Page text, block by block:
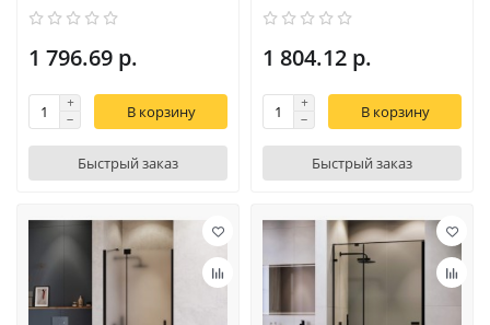
1 796.69 р.
В корзину
Быстрый заказ
1 804.12 р.
В корзину
Быстрый заказ